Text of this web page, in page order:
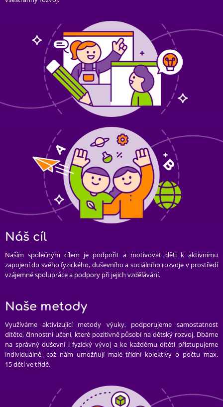
Náš cíl
Naším společným cílem je podpořit a motivovat děti k aktivnímu
zapojení do svého fyzického, duševního a sociálního rozvoje v prostředí
vzájemné spolupráce a podpory při jejich vzdělávání.
Naše metody
Využíváme aktivizující metody výuky, podporujeme samostatnost
dítěte, činnostní učení, které pozitivně působí na dětský rozvoj. Dbáme
na správný duševní i fyzický vývoj a ke každému dítěti přistupujeme
individuálně, což nám umožňují malé třídní kolektivy o počtu max.
15 dětí ve třídě.